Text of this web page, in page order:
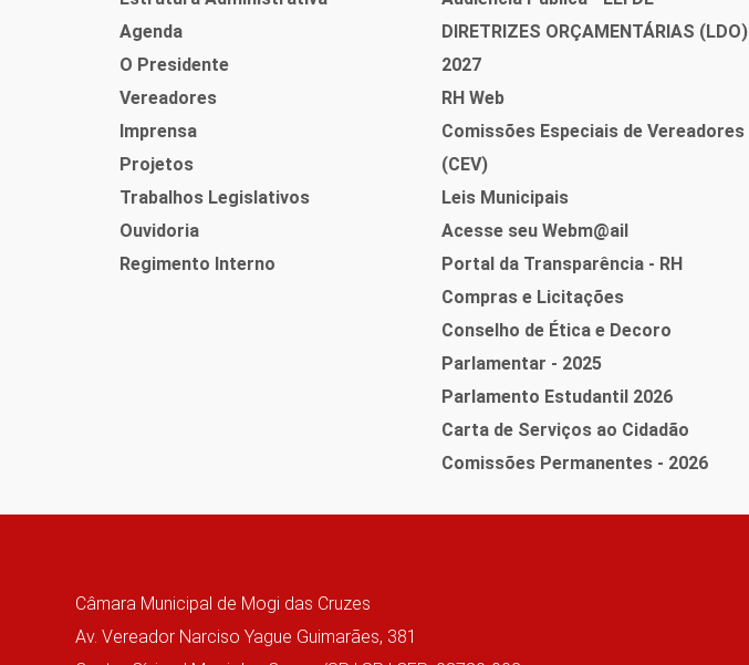
Agenda
O Presidente
Vereadores
Imprensa
Projetos
Trabalhos Legislativos
Ouvidoria
Regimento Interno
DIRETRIZES ORÇAMENTÁRIAS (LDO)
2027
RH Web
Comissões Especiais de Vereadores
(CEV)
Leis Municipais
Acesse seu Webm@ail
Portal da Transparência - RH
Compras e Licitações
Conselho de Ética e Decoro
Parlamentar - 2025
Parlamento Estudantil 2026
Carta de Serviços ao Cidadão
Comissões Permanentes - 2026
Câmara Municipal de Mogi das Cruzes
Av. Vereador Narciso Yague Guimarães, 381